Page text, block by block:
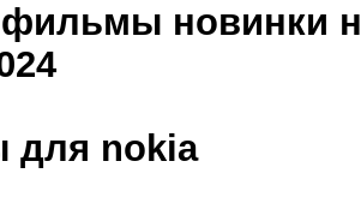
фильмы новинки
nokia